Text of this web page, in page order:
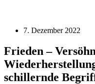
7. Dezember 2022
Frieden –
schillernde